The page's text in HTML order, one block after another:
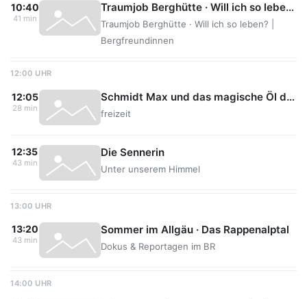
10:40
41 min
Traumjob Berghütte · Will ich so leben? | Bergfreundinnen
Traumjob Berghütte · Will ich so leben? |
Bergfreundinnen
12:00 UHR
12:05
28 min
Schmidt Max und das magische Öl der Berge
freizeit
12:35
43 min
Die Sennerin
Unter unserem Himmel
13:00 UHR
13:20
43 min
Sommer im Allgäu · Das Rappenalptal
Dokus & Reportagen im BR
14:00 UHR